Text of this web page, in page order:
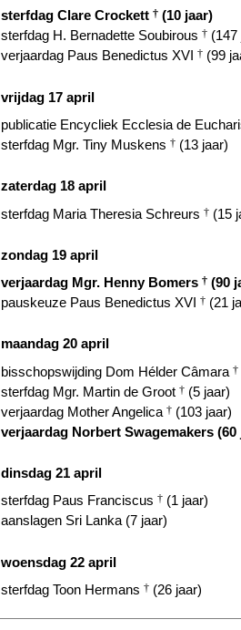
sterfdag Clare Crockett † (10 jaar)
sterfdag H. Bernadette Soubirous † (147
verjaardag Paus Benedictus XVI † (99
vrijdag 17 april
publicatie Encycliek Ecclesia de
sterfdag Mgr. Tiny Muskens † (13 jaar)
zaterdag 18 april
sterfdag Maria Theresia Schreurs † (15
zondag 19 april
verjaardag Mgr. Henny Bomers † (90
pauskeuze Paus Benedictus XVI † (21
maandag 20 april
bisschopswijding Dom Hélder Câmara †
sterfdag Mgr. Martin de Groot † (5 jaar)
verjaardag Mother Angelica † (103 jaar)
verjaardag Norbert Swagemakers (60
dinsdag 21 april
sterfdag Paus Franciscus † (1 jaar)
aanslagen Sri Lanka (7 jaar)
woensdag 22 april
sterfdag Toon Hermans † (26 jaar)